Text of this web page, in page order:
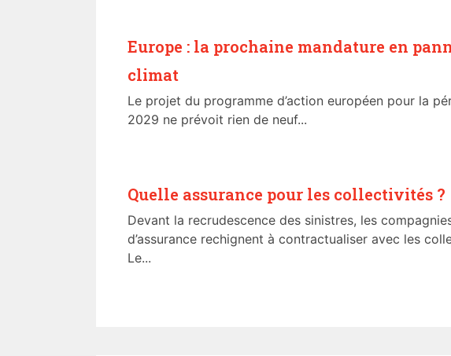
Europe : la prochaine mandature en
climat
Le projet du programme d’action européen pour la
2029 ne prévoit rien de neuf...
Quelle assurance pour les collectivités ?
Devant la recrudescence des sinistres, les
d’assurance rechignent à contractualiser avec les
Le...